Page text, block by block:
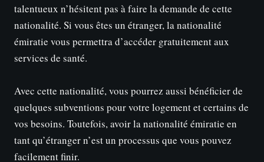
talentueux n’hésitent pas à faire la demande de cette
nationalité. Si vous êtes un étranger, la nationalité
émiratie vous permettra d’accéder gratuitement aux
services de santé.
Avec cette nationalité, vous pourrez aussi bénéficier de
quelques subventions pour votre logement et certains de
vos besoins. Toutefois, avoir la nationalité émiratie en
tant qu’étranger n’est un processus que vous pouvez
facilement finir.